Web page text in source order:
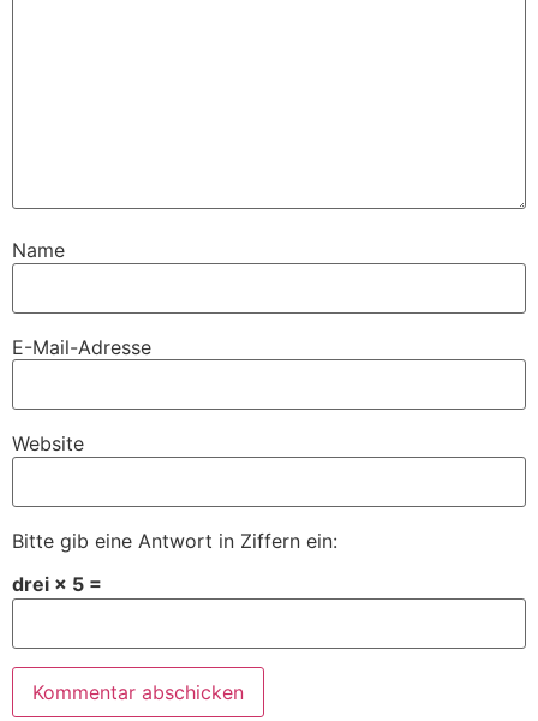
Name
E-Mail-Adresse
Website
Bitte gib eine Antwort in Ziffern ein:
drei × 5 =